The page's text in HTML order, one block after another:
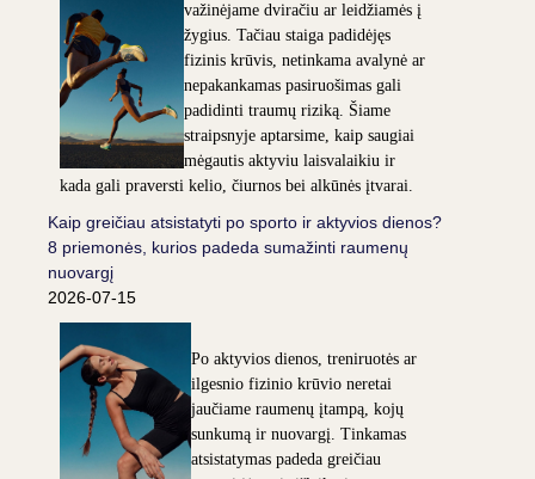
važinėjame dviračiu ar leidžiamės į
žygius. Tačiau staiga padidėjęs
fizinis krūvis, netinkama avalynė ar
nepakankamas pasiruošimas gali
padidinti traumų riziką. Šiame
straipsnyje aptarsime, kaip saugiai
mėgautis aktyviu laisvalaikiu ir
kada gali praversti kelio, čiurnos bei alkūnės įtvarai.
Kaip greičiau atsistatyti po sporto ir aktyvios dienos?
8 priemonės, kurios padeda sumažinti raumenų
nuovargį
2026-07-15
Po aktyvios dienos, treniruotės ar
ilgesnio fizinio krūvio neretai
jaučiame raumenų įtampą, kojų
sunkumą ir nuovargį. Tinkamas
atsistatymas padeda greičiau